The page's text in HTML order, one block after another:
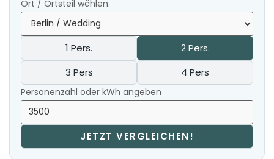
Ort / Ortsteil wählen:
1 Pers.
2 Pers.
3 Pers
4 Pers
Personenzahl oder kWh angeben
JETZT VERGLEICHEN!